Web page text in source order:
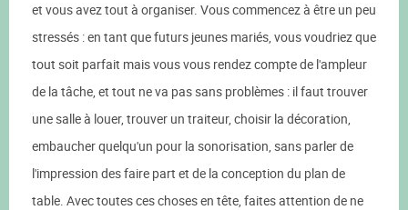
et vous avez tout à organiser. Vous commencez à être un peu
stressés : en tant que futurs jeunes mariés, vous voudriez que
tout soit parfait mais vous vous rendez compte de l'ampleur
de la tâche, et tout ne va pas sans problèmes : il faut trouver
une salle à louer, trouver un traiteur, choisir la décoration,
embaucher quelqu'un pour la sonorisation, sans parler de
l'impression des faire part et de la conception du plan de
table. Avec toutes ces choses en tête, faites attention de ne